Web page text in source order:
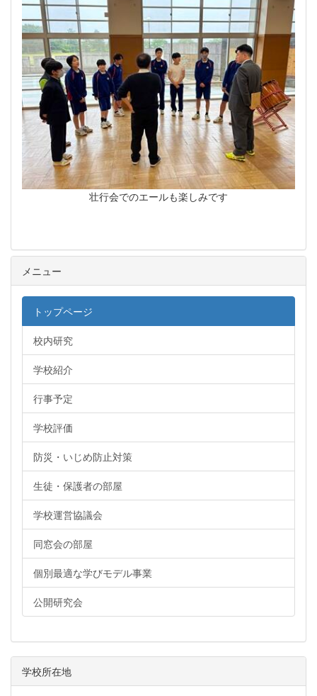
壮行会でのエールも楽しみです
メニュー
トップページ
校内研究
学校紹介
行事予定
学校評価
防災・いじめ防止対策
生徒・保護者の部屋
学校運営協議会
同窓会の部屋
個別最適な学びモデル事業
公開研究会
学校所在地